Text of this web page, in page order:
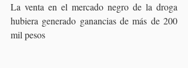
La venta en el mercado negro de la droga
hubiera generado ganancias de más de 200
mil pesos